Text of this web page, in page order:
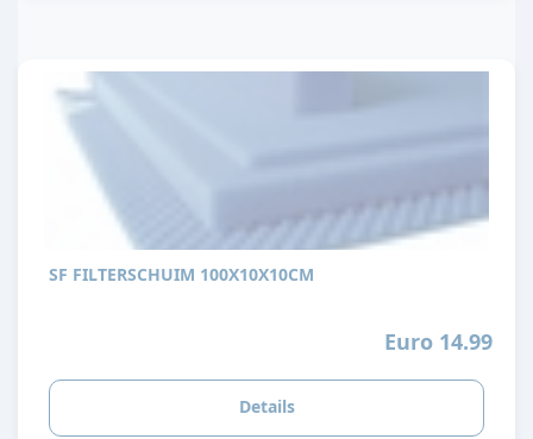
SF FILTERSCHUIM 100X10X10CM
Euro 14.99
Details